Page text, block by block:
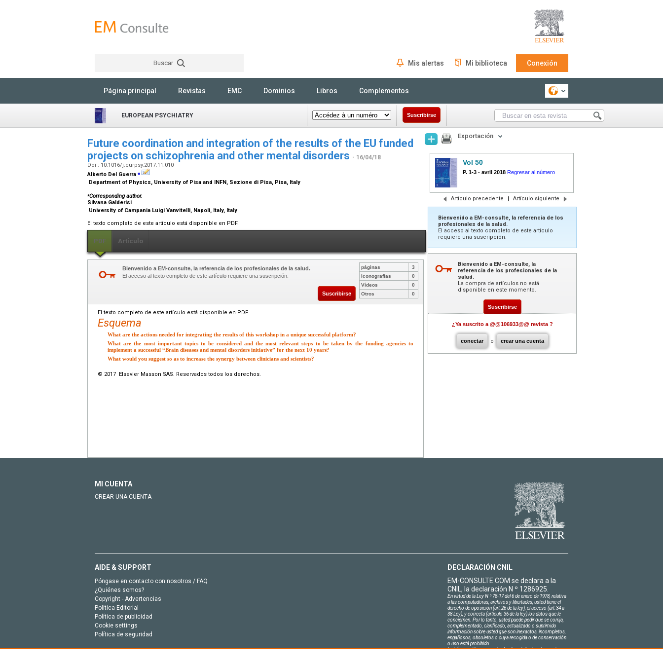
Buscar Mis alertas Mi biblioteca Conexión
Página principal Revistas EMC Dominios Libros Complementos
EUROPEAN PSYCHIATRY Suscribirse
Future coordination and integration of the results of the EU funded
projects on schizophrenia and other mental disorders - 16/04/18
Doi : 10.1016/j.eurpsy.2017.11.010
Alberto Del Guerra ⁎
Department of Physics, University of Pisa and INFN, Sezione di Pisa, Pisa, Italy
⁎Corresponding author.
Silvana Galderisi
University of Campania Luigi Vanvitelli, Napoli, Italy, Italy
El texto completo de este artículo está disponible en PDF.
PDF Artículo
Bienvenido a EM-consulte, la referencia de los profesionales de la salud.
El acceso al texto completo de este artículo requiere una suscripción.
Suscribirse
páginas
3
Iconografías
0
Vídeos
0
Otros
0
El texto completo de este artículo está disponible en PDF.
Esquema
What are the actions needed for integrating the results of this workshop in a unique successful platform?
What are the most important topics to be considered and the most relevant steps to be taken by the funding agencies to
implement a successful “Brain diseases and mental disorders initiative” for the next 10 years?
What would you suggest so as to increase the synergy between clinicians and scientists?
© 2017 Elsevier Masson SAS. Reservados todos los derechos.
Exportación
Vol 50
P. 1-3 - avril 2018 Regresar al número
Artículo precedente | Artículo siguiente
Bienvenido a EM-consulte, la referencia de los
profesionales de la salud.
El acceso al texto completo de este artículo
requiere una suscripción.
Bienvenido a EM-consulte, la
referencia de los profesionales de la
salud.
La compra de artículos no está
disponible en este momento.
Suscribirse
¿Ya suscrito a @@106933@@ revista ?
conectar o crear una cuenta
MI CUENTA
CREAR UNA CUENTA
AIDE & SUPPORT
Póngase en contacto con nosotros / FAQ
¿Quiénes somos?
Copyright - Advertencias
Política Editorial
Política de publicidad
Cookie settings
Política de seguridad
DECLARACIÓN CNIL
EM-CONSULTE.COM se declara a la
CNIL, la declaración N º 1286925.
En virtud de la Ley N º 78-17 del 6 de enero de 1978, relativa
a las computadoras, archivos y libertades, usted tiene el
derecho de oposición (art.26 de la ley), el acceso (art.34 a
38 Ley), y correcta (artículo 36 de la ley) los datos que le
conciernen. Por lo tanto, usted puede pedir que se corrija,
complementado, clarificado, actualizado o suprimido
información sobre usted que son inexactos, incompletos,
engañosos, obsoletos o cuya recogida o de conservación
o uso está prohibido.
La información personal sobre los visitantes de nuestro